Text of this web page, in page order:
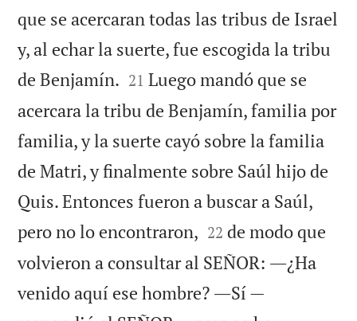
que se acercaran todas las tribus de Israel
y, al echar la suerte, fue escogida la tribu
de Benjamín. 

21 Luego mandó que se
acercara la tribu de Benjamín, familia por
familia, y la suerte cayó sobre la familia
de Matri, y finalmente sobre Saúl hijo de
Quis. Entonces fueron a buscar a Saúl,
pero no lo encontraron, 

22 de modo que
volvieron a consultar al SEÑOR: ―¿Ha
venido aquí ese hombre? ―Sí —